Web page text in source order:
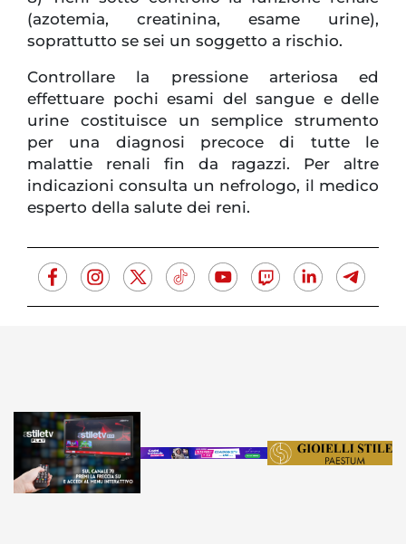
(azotemia, creatinina, esame urine),
soprattutto se sei un soggetto a rischio.
Controllare la pressione arteriosa ed
effettuare pochi esami del sangue e delle
urine costituisce un semplice strumento
per una diagnosi precoce di tutte le
malattie renali fin da ragazzi. Per altre
indicazioni consulta un nefrologo, il medico
esperto della salute dei reni.